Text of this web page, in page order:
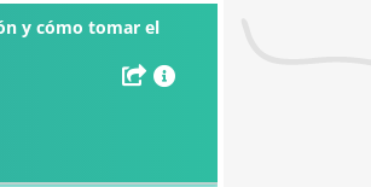
y cómo tomar el